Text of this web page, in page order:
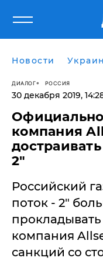
Новости
ДИАЛОГ РОССИЯ
30 декабря 2019,
компания
2"
Российский
поток - 2"
компания
санкций со